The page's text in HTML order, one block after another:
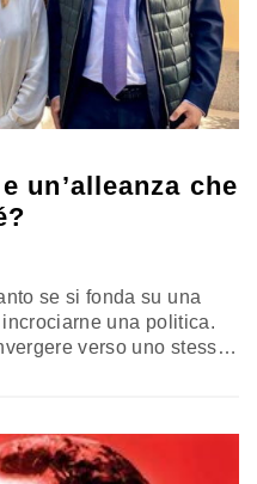
un’alleanza che
se si fonda su una
una politica.
verso uno stesso
Il commento di